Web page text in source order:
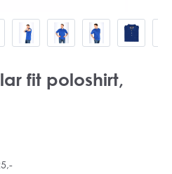
fit poloshirt,